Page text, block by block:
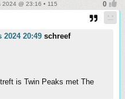
@ 23:16 • 115
20:49 schreef
is Twin Peaks met The